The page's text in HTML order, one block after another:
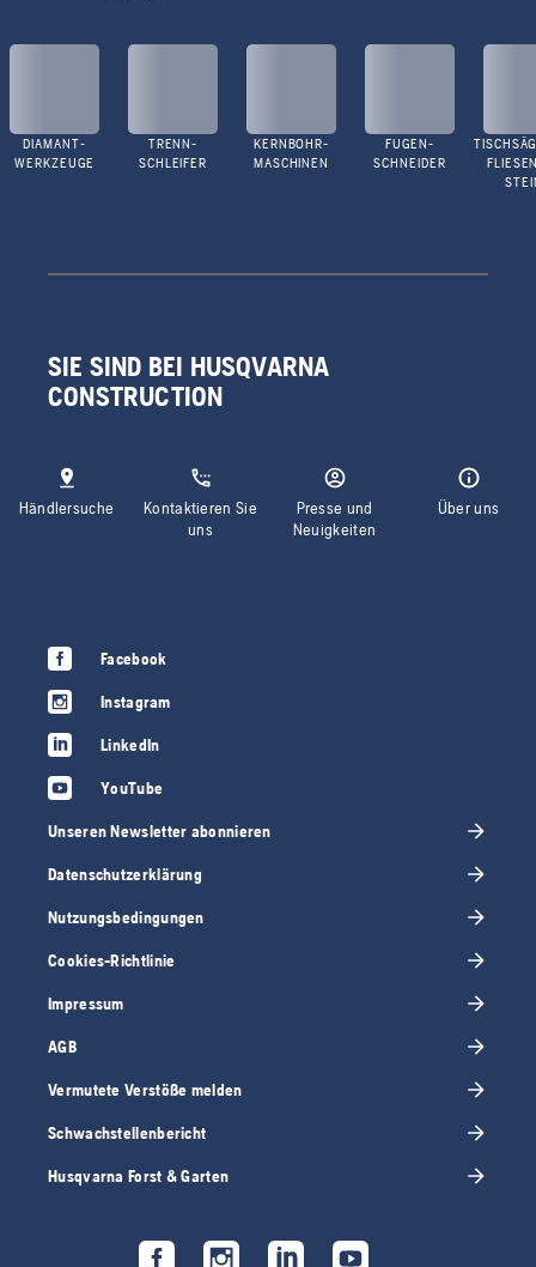
DIAMANT-
WERKZEUGE
TRENN-
SCHLEIFER
KERNBOHR-
MASCHINEN
FUGEN-
SCHNEIDER
SIE SIND BEI HUSQVARNA
CONSTRUCTION
Händlersuche
Kontaktieren Sie
uns
Presse und
Neuigkeiten
Über uns
Facebook
Instagram
LinkedIn
YouTube
Unseren Newsletter abonnieren
Datenschutzerklärung
Nutzungsbedingungen
Cookies-Richtlinie
Impressum
AGB
Vermutete Verstöße melden
Schwachstellenbericht
Husqvarna Forst & Garten